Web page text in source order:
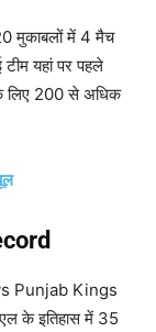
मुकाबलों में 4 मैच
यहां पर पहले
के लिए 200 से अधिक
Punjab Kings
के इतिहास में 35